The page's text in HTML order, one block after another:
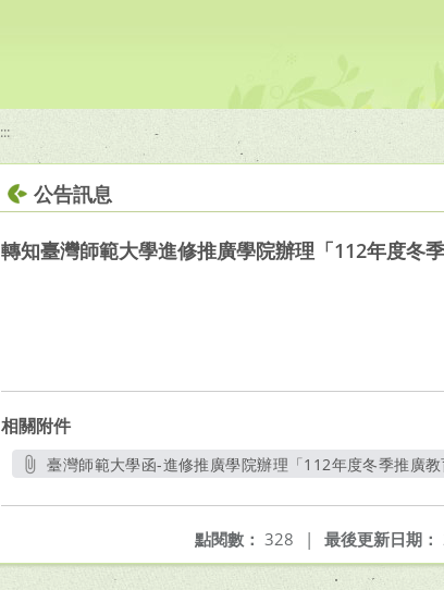
:::
公告訊息
轉知臺灣師範大學進修推廣學院辦理「112年度冬
相關附件
臺灣師範大學函-進修推廣學院辦理「112年度冬季推廣
最後更新日期：
點閱數： 328 |